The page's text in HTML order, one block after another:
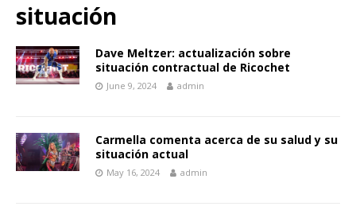
situación
Dave Meltzer: actualización sobre
situación contractual de Ricochet
June 9, 2024 admin
Carmella comenta acerca de su salud y su
situación actual
May 16, 2024 admin